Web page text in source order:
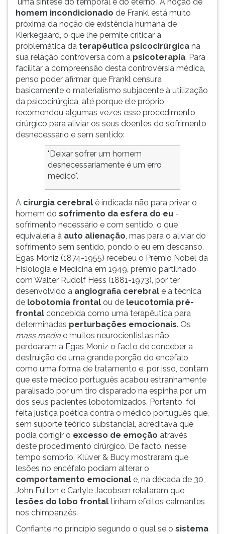
homem incondicionado de Frankl está muito
próxima da noção de existência humana de
Kierkegaard, o que lhe permite criticar a
problemática da terapêutica psicocirúrgica na
sua relação controversa com a psicoterapia. Para
facilitar a compreensão desta controvérsia médica,
penso poder afirmar que Frankl censura
basicamente o materialismo subjacente à utilização
da psicocirúrgica, até porque ele próprio
recomendou algumas vezes esse procedimento
cirúrgico para aliviar os seus doentes do sofrimento
desnecessário e sem sentido:
"Deixar sofrer um homem
desnecessariamente é um erro
médico".
A cirurgia cerebral é indicada não para privar o
homem do sofrimento da esfera do eu -
sofrimento necessário e com sentido, o que
equivaleria à auto alienação, mas para o aliviar do
sofrimento sem sentido, pondo o eu em descanso.
Egas Moniz (1874-1955) recebeu o Prémio Nobel da
Fisiologia e Medicina em 1949, prémio partilhado
com Walter Rudolf Hess (1881-1973), por ter
desenvolvido a angiografia cerebral e a técnica
de lobotomia frontal ou de leucotomia pré-
frontal concebida como uma terapêutica para
determinadas perturbações emocionais. Os
mass media e muitos neurocientistas não
perdoaram a Egas Moniz o facto de conceber a
destruição de uma grande porção do encéfalo
como uma forma de tratamento e, por isso, contam
que este médico português acabou estranhamente
paralisado por um tiro disparado na espinha por um
dos seus pacientes lobotomizados. Portanto, foi
feita justiça poética contra o médico português que,
sem suporte teórico substancial, acreditava que
podia corrigir o excesso de emoção através
deste procedimento cirúrgico. De facto, nesse
tempo sombrio, Klüver & Bucy mostraram que
lesões no encéfalo podiam alterar o
comportamento emocional e, na década de 30,
John Fulton e Carlyle Jacobsen relataram que
lesões do lobo frontal tinham efeitos calmantes
nos chimpanzés.
Confiante no princípio segundo o qual se o sistema